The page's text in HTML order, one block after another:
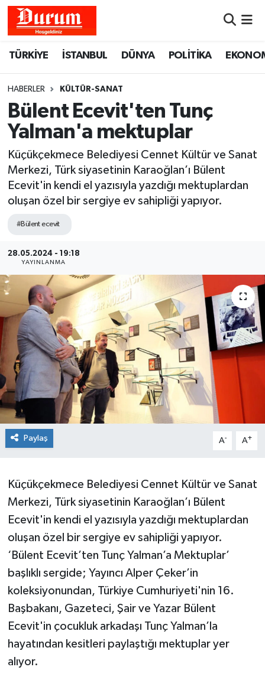
TÜRKİYE İSTANBUL DÜNYA POLİTİKA
HABERLER KÜLTÜR-SANAT
Bülent Ecevit'ten Tunç
Yalman'a mektuplar
Küçükçekmece Belediyesi Cennet Kültür ve Sanat
Merkezi, Türk siyasetinin Karaoğlan’ı Bülent
Ecevit'in kendi el yazısıyla yazdığı mektuplardan
oluşan özel bir sergiye ev sahipliği yapıyor.
#Bülent ecevit
28.05.2024 - 19:18
YAYINLANMA
Paylaş A- A+
Küçükçekmece Belediyesi Cennet Kültür ve Sanat
Merkezi, Türk siyasetinin Karaoğlan’ı Bülent
Ecevit'in kendi el yazısıyla yazdığı mektuplardan
oluşan özel bir sergiye ev sahipliği yapıyor.
‘Bülent Ecevit’ten Tunç Yalman’a Mektuplar’
başlıklı sergide; Yayıncı Alper Çeker’in
koleksiyonundan, Türkiye Cumhuriyeti'nin 16.
Başbakanı, Gazeteci, Şair ve Yazar Bülent
Ecevit'in çocukluk arkadaşı Tunç Yalman’la
hayatından kesitleri paylaştığı mektuplar yer
alıyor.
Hava Durumu
Namaz Vakitleri
Trafik Durumu
Süper Lig Puan Durumu ve Fikstür
Tüm Manşetler
Son Dakika Haberleri
Haber Arşivi